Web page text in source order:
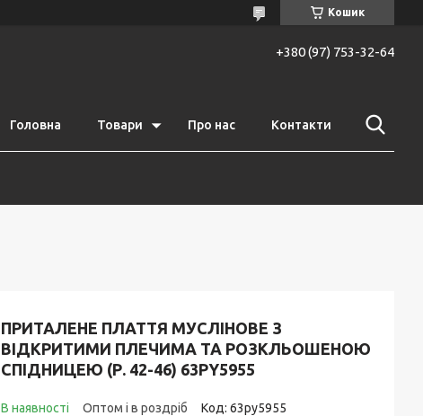
Кошик
+380 (97) 753-32-64
Головна Товари Про нас Контакти
ПРИТАЛЕНЕ ПЛАТТЯ МУСЛІНОВЕ З
ВІДКРИТИМИ ПЛЕЧИМА ТА РОЗКЛЬОШЕНОЮ
СПІДНИЦЕЮ (Р. 42-46) 63PY5955
В наявності Оптом і в роздріб Код: 63py5955